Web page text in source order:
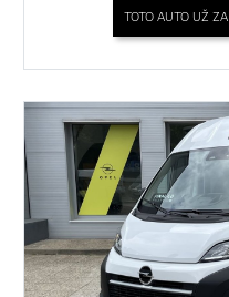
TOTO AUTO UŽ ZA